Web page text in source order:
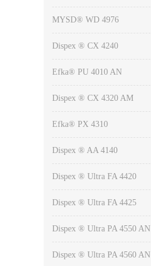
MYSD® WD 4976
Dispex ® CX 4240
Efka® PU 4010 AN
Dispex ® CX 4320 AM
Efka® PX 4310
Dispex ® AA 4140
Dispex ® Ultra FA 4420
Dispex ® Ultra FA 4425
Dispex ® Ultra PA 4550 AN
Dispex ® Ultra PA 4560 AN